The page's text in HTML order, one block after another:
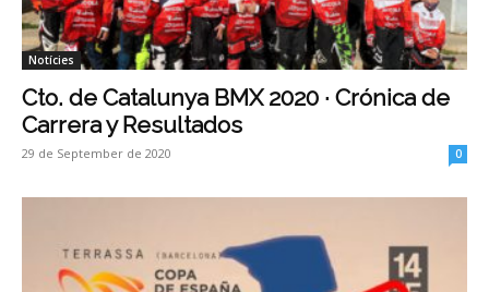
Notícies
Cto. de Catalunya BMX 2020 · Crónica de
Carrera y Resultados
29 de September de 2020 0